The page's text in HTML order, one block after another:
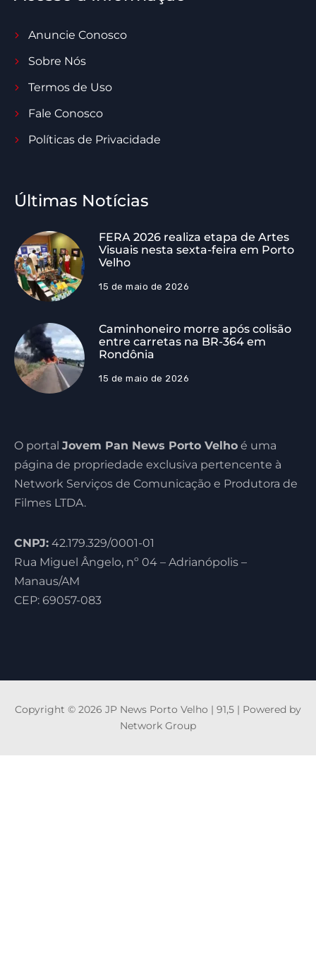
Anuncie Conosco
Sobre Nós
Termos de Uso
Fale Conosco
Políticas de Privacidade
Últimas Notícias
FERA 2026 realiza etapa de Artes
Visuais nesta sexta-feira em Porto
Velho
15 de maio de 2026
Caminhoneiro morre após colisão
entre carretas na BR-364 em
Rondônia
15 de maio de 2026
O portal Jovem Pan News Porto Velho é uma
página de propriedade exclusiva pertencente à
Network Serviços de Comunicação e Produtora de
Filmes LTDA.
CNPJ: 42.179.329/0001-01
Rua Miguel Ângelo, nº 04 – Adrianópolis –
Manaus/AM
CEP: 69057-083
Copyright © 2026 JP News Porto Velho | 91,5 | Powered by
Network Group